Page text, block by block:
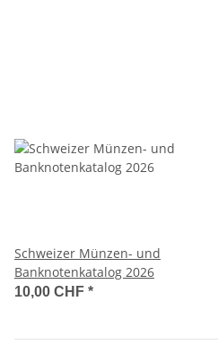
Schweizer Münzen- und
Banknotenkatalog 2026
10,00 CHF *